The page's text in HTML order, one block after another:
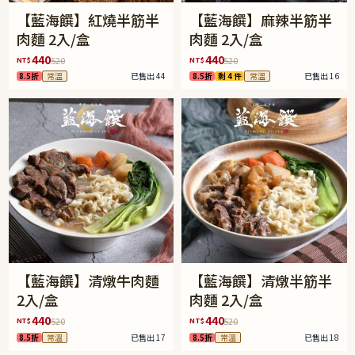
【藍海饌】紅燒半筋半
肉麵 2入/盒
NT$440520
8.5折 常溫 已售出 44
【藍海饌】麻辣半筋半
肉麵 2入/盒
NT$440520
8.5折 剩 4 件 常溫 已售出 16
【藍海饌】清燉牛肉麵
2入/盒
NT$440520
8.5折 常溫 已售出 17
【藍海饌】清燉半筋半
肉麵 2入/盒
NT$440520
8.5折 常溫 已售出 18